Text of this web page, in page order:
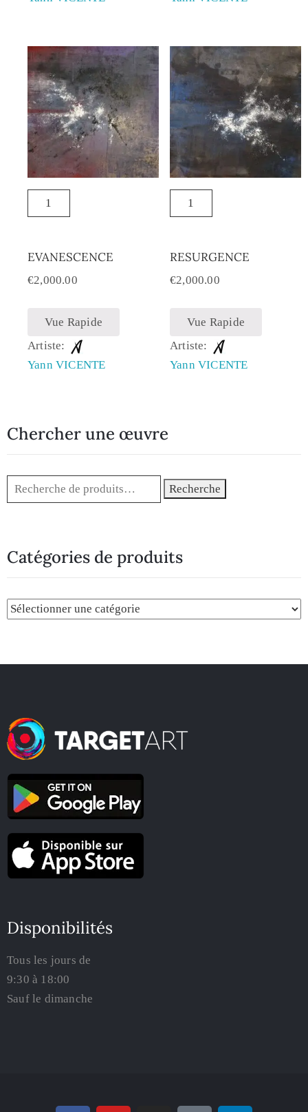
EVANESCENCE
€2,000.00
Vue Rapide
Artiste:
Yann VICENTE
RESURGENCE
€2,000.00
Vue Rapide
Artiste:
Yann VICENTE
Chercher une œuvre
Recherche
Catégories de produits
Disponibilités
Tous les jours de
9:30 à 18:00
Sauf le dimanche